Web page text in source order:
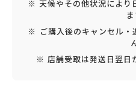
※ 天候やその他状況により
ま
※ ご購入後のキャンセル・
※ 店舗受取は発送日翌日